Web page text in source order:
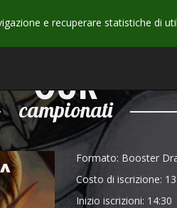
e recuperare statistiche di
OUR
campionati
Formato: Booster
Costo di iscrizione: 13
Inizio iscrizioni: 14:30